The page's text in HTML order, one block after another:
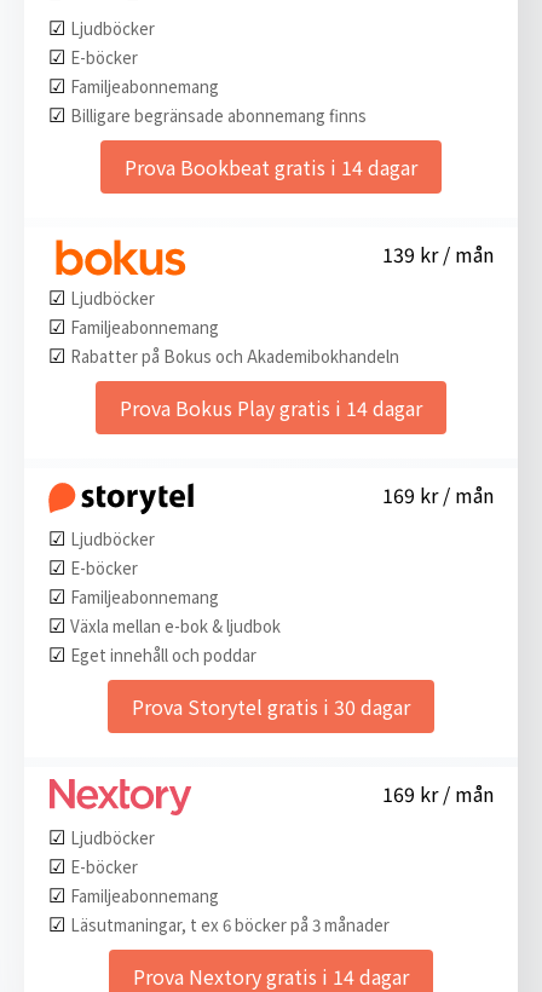
☑︎ Ljudböcker
☑︎ E-böcker
☑︎ Familjeabonnemang
☑︎ Billigare begränsade abonnemang finns
Prova Bookbeat gratis i 14 dagar
139 kr / mån
☑︎ Ljudböcker
☑︎ Familjeabonnemang
☑︎ Rabatter på Bokus och Akademibokhandeln
Prova Bokus Play gratis i 14 dagar
169 kr / mån
☑︎ Ljudböcker
☑︎ E-böcker
☑︎ Familjeabonnemang
☑︎ Växla mellan e-bok & ljudbok
☑︎ Eget innehåll och poddar
Prova Storytel gratis i 30 dagar
169 kr / mån
☑︎ Ljudböcker
☑︎ E-böcker
☑︎ Familjeabonnemang
☑︎ Läsutmaningar, t ex 6 böcker på 3 månader
Prova Nextory gratis i 14 dagar